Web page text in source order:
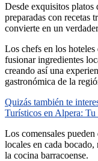
Desde exquisitos platos
preparadas con recetas
convierte en un
Los chefs en los
fusionar ingredientes
creando así una
gastronómica de la
Quizás también te
Turísticos en Alpera:
Los comensales
locales en cada
la cocina barracoense.